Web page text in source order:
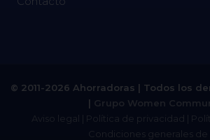
© 2011-2026 Ahorradoras | Todos los
| Grupo Women
Aviso legal
Política de privacidad
Condiciones generales de